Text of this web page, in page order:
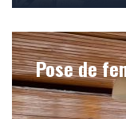
Pose de